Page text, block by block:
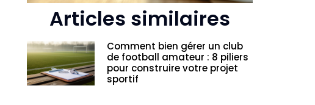
Articles similaires
Comment bien gérer un club
de football amateur : 8 piliers
pour construire votre projet
sportif